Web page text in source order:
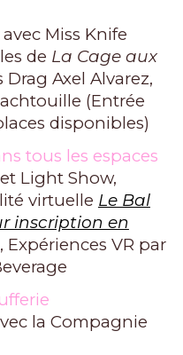
Miss Knife
de La Cage aux
Drag Axel Alvarez,
(Entrée
disponibles)
tous les espaces
Light Show,
virtuelle Le Bal
inscription en
Expériences VR par
la Compagnie